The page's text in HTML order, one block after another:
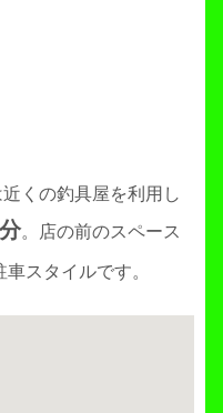
くの釣具屋を利用し
。店の前のスペース
車スタイルです。